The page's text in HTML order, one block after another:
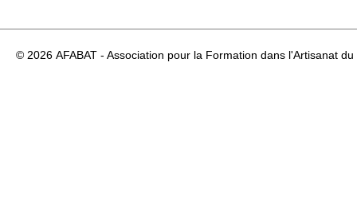
© 2026 AFABAT - Association pour la Formation dans l'Artisanat du